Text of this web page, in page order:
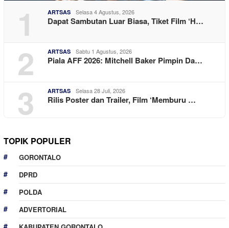
1 ARTSAS Selasa 4 Agustus, 2026
Dapat Sambutan Luar Biasa, Tiket Film ‘H…
2 ARTSAS Sabtu 1 Agustus, 2026
Piala AFF 2026: Mitchell Baker Pimpin Da…
3 ARTSAS Selasa 28 Juli, 2026
Rilis Poster dan Trailer, Film ‘Memburu …
TOPIK POPULER
GORONTALO
DPRD
POLDA
ADVERTORIAL